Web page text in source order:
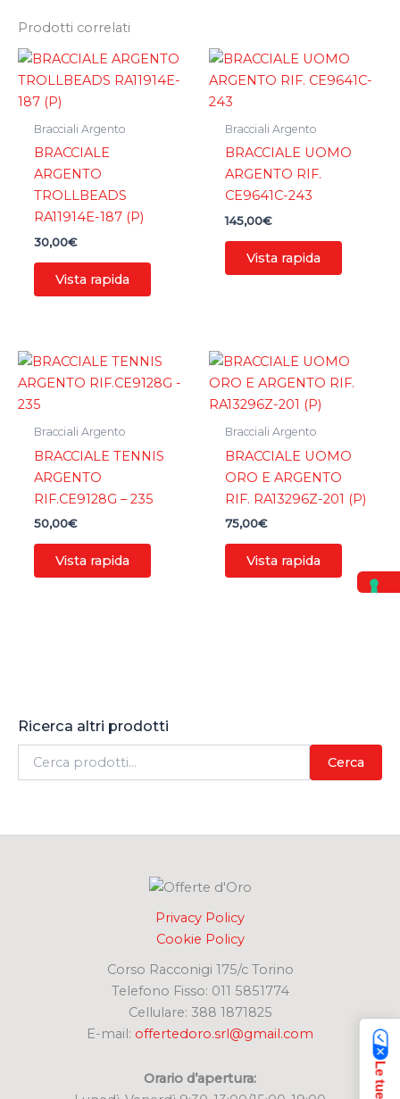
Ricerca altri prodotti
Cerca
Prodotti correlati
Bracciali Argento
BRACCIALE
ARGENTO
TROLLBEADS
RA11914E-187 (P)
30,00€
Vista rapida
Bracciali Argento
BRACCIALE UOMO
ARGENTO RIF.
CE9641C-243
145,00€
Vista rapida
Bracciali Argento
BRACCIALE TENNIS
ARGENTO
RIF.CE9128G – 235
50,00€
Vista rapida
Bracciali Argento
BRACCIALE UOMO
ORO E ARGENTO
RIF. RA13296Z-201 (P)
75,00€
Vista rapida
Privacy Policy
Cookie Policy
Corso Racconigi 175/c Torino
Telefono Fisso: 011 5851774
Cellulare: 388 1871825
E-mail: offertedoro.srl@gmail.com
Orario d’apertura: